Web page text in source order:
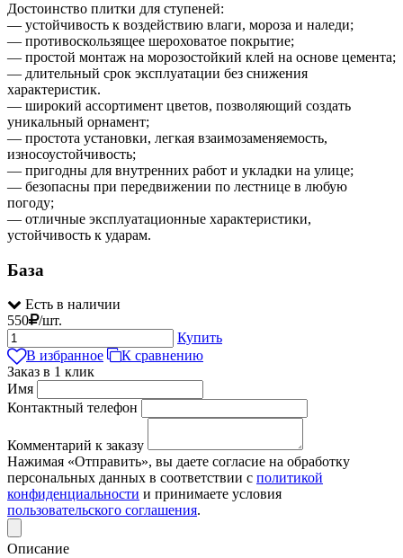
Достоинство плитки для ступеней:
— устойчивость к воздействию влаги, мороза и наледи;
— противоскользящее шероховатое покрытие;
— простой монтаж на морозостойкий клей на основе цемента;
— длительный срок эксплуатации без снижения
характеристик.
— широкий ассортимент цветов, позволяющий создать
уникальный орнамент;
— простота установки, легкая взаимозаменяемость,
износоустойчивость;
— пригодны для внутренних работ и укладки на улице;
— безопасны при передвижении по лестнице в любую
погоду;
— отличные эксплуатационные характеристики,
устойчивость к ударам.
База
Есть в наличии
550
/шт.
Купить
В избранное
К сравнению
Заказ в 1 клик
Имя
Контактный телефон
Комментарий к заказу
Нажимая «Отправить», вы даете согласие на обработку
персональных данных в соответствии с политикой
конфиденциальности и принимаете условия
пользовательского соглашения.
Описание